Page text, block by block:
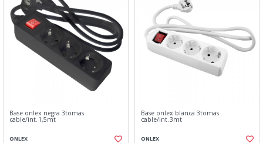
Base onlex negra 3tomas
cable/int.1,5mt
ONLEX
Base onlex blanca 3tomas
cable/int.3mt
ONLEX